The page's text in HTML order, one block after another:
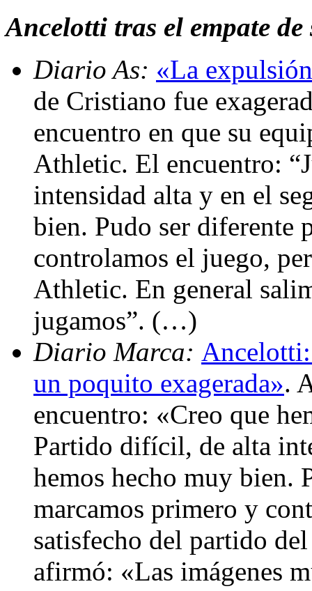
Ancelotti tras el empate de
Diario As: «La
de Cristiano fue
encuentro en que su
Athletic. El encuentro:
intensidad alta y en el
bien. Pudo ser diferente
controlamos el juego,
Athletic. En general
jugamos”. (…)
Diario Marca:
un poquito exagerada».
encuentro: «Creo que
Partido difícil, de alta
hemos hecho muy bien.
marcamos primero y
satisfecho del partido
afirmó: «Las imágenes